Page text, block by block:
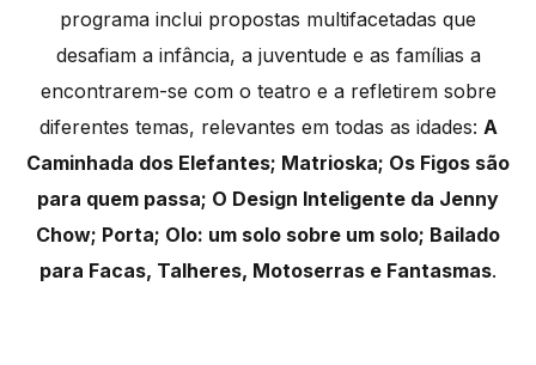
programa inclui propostas multifacetadas que
desafiam a infância, a juventude e as famílias a
encontrarem-se com o teatro e a refletirem sobre
diferentes temas, relevantes em todas as idades: A
Caminhada dos Elefantes; Matrioska; Os Figos são
para quem passa; O Design Inteligente da Jenny
Chow; Porta; Olo: um solo sobre um solo; Bailado
para Facas, Talheres, Motoserras e Fantasmas.